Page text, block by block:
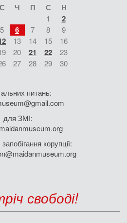
С Ч П С Н
1 2
5 6 7 8
9
13 14 15
16
20 21 22
23
27 28 29
30
питань:
для ЗМІ:
корупції:
свободі!